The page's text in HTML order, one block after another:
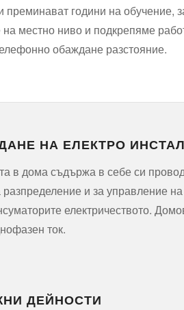
преминават години на
местно ниво и подкрепяме
обаждане разстояние.
НА ЕЛЕКТРО
в дома съдържа в себе си
и за управление
електричеството.
ток.
ДЕЙНОСТИ